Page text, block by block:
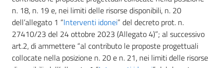
n. 18, n. 19 e, nei limiti delle risorse disponibili, n. 20
dell’allegato 1 “Interventi idonei” del decreto prot. n.
27410/23 del 24 ottobre 2023 (Allegato 4)”; al successivo
art.2, di ammettere “al contributo le proposte progettuali
collocate nella posizione n. 20 e n. 21, nei limiti delle risorse